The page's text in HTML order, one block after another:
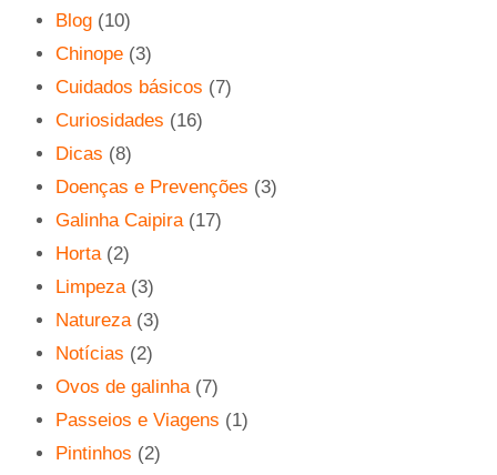
Blog (10)
Chinope (3)
Cuidados básicos (7)
Curiosidades (16)
Dicas (8)
Doenças e Prevenções (3)
Galinha Caipira(17)
Horta(2)
Limpeza(3)
Natureza(3)
Notícias (2)
Ovos de galinha(7)
Passeios e Viagens (1)
Pintinhos (2)